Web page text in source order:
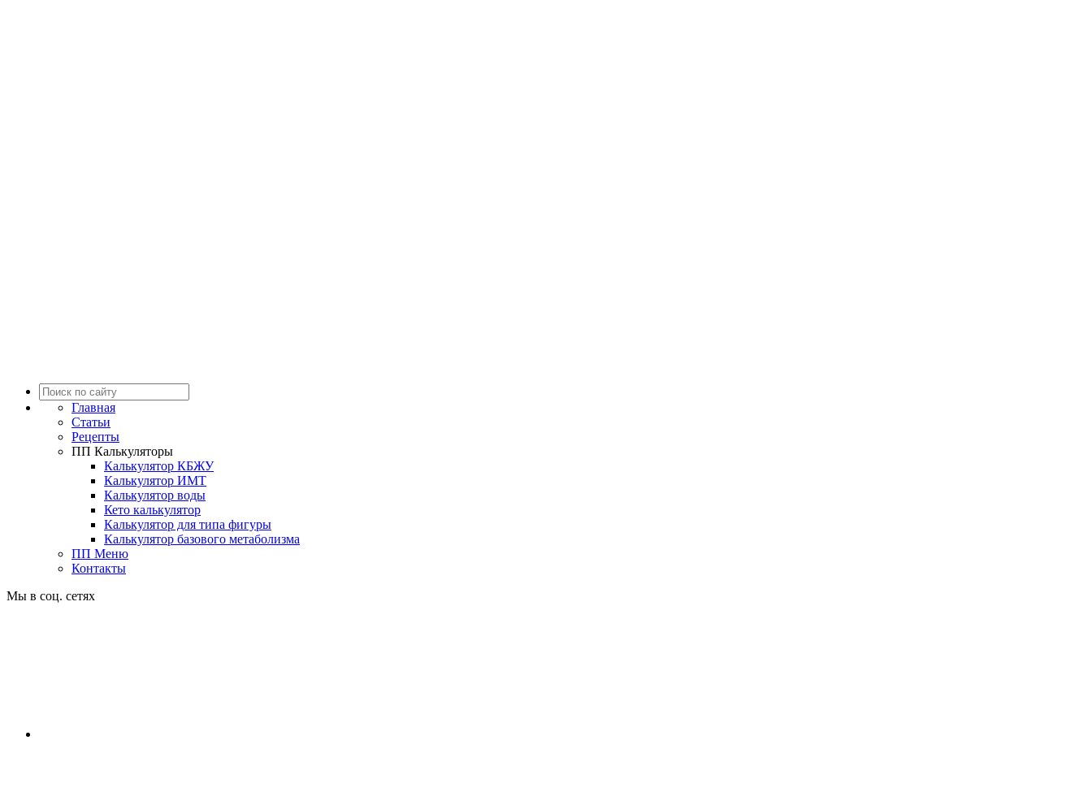
Главная
Статьи
Рецепты
ПП Калькуляторы
Калькулятор КБЖУ
Калькулятор ИМТ
Калькулятор воды
Кето калькулятор
Калькулятор для типа фигуры
Калькулятор базового метаболизма
ПП Меню
Контакты
Мы в соц. сетях